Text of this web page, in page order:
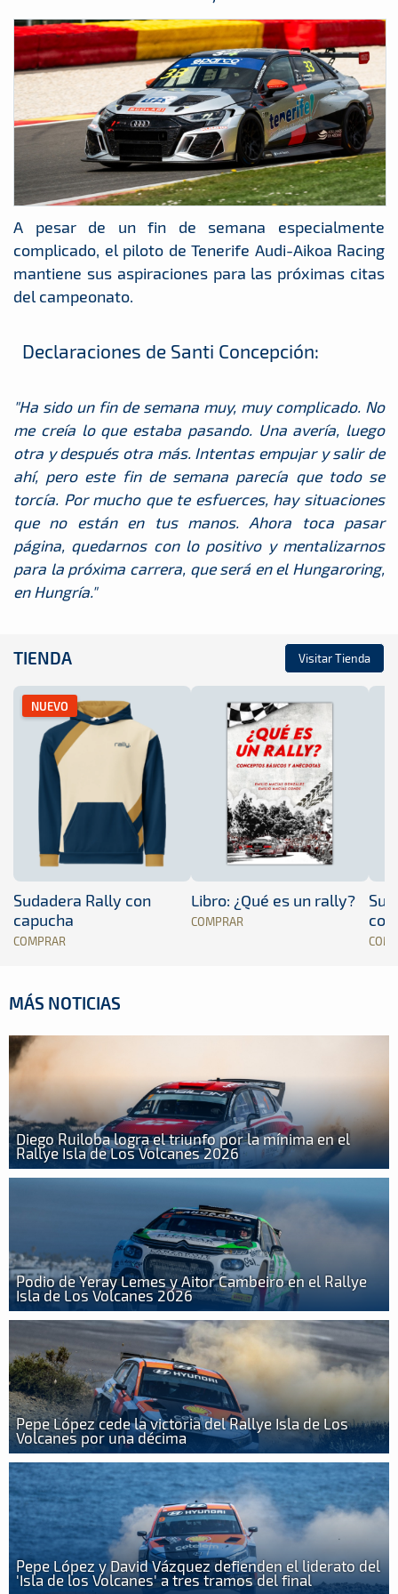
A pesar de un fin de semana especialmente
complicado, el piloto de Tenerife Audi-Aikoa Racing
mantiene sus aspiraciones para las próximas citas
del campeonato.
Declaraciones de Santi Concepción:
"Ha sido un fin de semana muy, muy complicado. No
me creía lo que estaba pasando. Una avería, luego
otra y después otra más. Intentas empujar y salir de
ahí, pero este fin de semana parecía que todo se
torcía. Por mucho que te esfuerces, hay situaciones
que no están en tus manos. Ahora toca pasar
página, quedarnos con lo positivo y mentalizarnos
para la próxima carrera, que será en el Hungaroring,
en Hungría."
TIENDA Visitar Tienda
NUEVO
Sudadera Rally con
capucha
COMPRAR
Libro: ¿Qué es un rally?
COMPRAR
MÁS NOTICIAS
Diego Ruiloba logra el triunfo por la mínima en el
Rallye Isla de Los Volcanes 2026
Podio de Yeray Lemes y Aitor Cambeiro en el Rallye
Isla de Los Volcanes 2026
Pepe López cede la victoria del Rallye Isla de Los
Volcanes por una décima
Pepe López y David Vázquez defienden el liderato del
'Isla de los Volcanes' a tres tramos del final